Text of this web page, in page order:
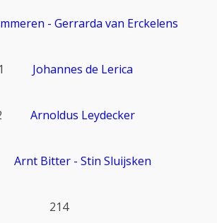
- Gerrarda van Erckelens
Johannes de Lerica
Arnoldus Leydecker
Arnt Bitter - Stin Sluijsken
214